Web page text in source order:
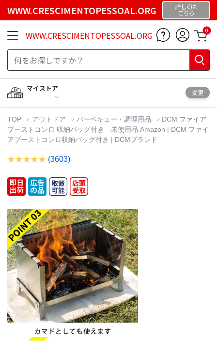
WWW.CRESCIMENTOPESSOAL.ORG 詳しくは
こちら
WWW.CRESCIMENTOPESSOAL.ORG 0
マイストア
変更
TOP アウトドア バーベキュー・調理用品
DCM ファイア
ブーストコンロ 収納バッグ付き 未使用品 Amazon | DCM ファイ
アブーストコンロ収納バッグ付き | DCMブランド
(3603)